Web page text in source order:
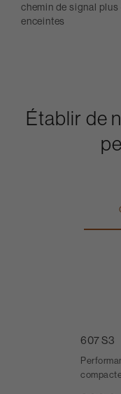
chemin de signal
enceintes
Établir de
607 S3